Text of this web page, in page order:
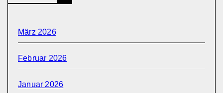
März 2026
Februar 2026
Januar 2026